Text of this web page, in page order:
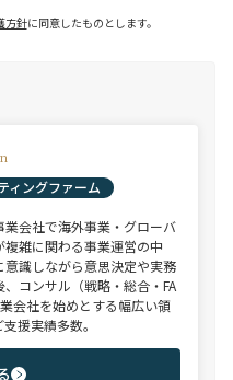
方針に同意したものとします。
ィングファーム
会社で海外事業・グローバ
複雑に関わる事業運営の中
識しながら意思決定や実務
コンサル（戦略・総合・FA
会社を始めとする幅広い領
援実績多数。